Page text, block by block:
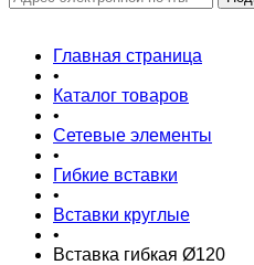
Главная страница
•
Каталог товаров
•
Сетевые элементы
•
Гибкие вставки
•
Вставки круглые
•
Вставка гибкая Ø120